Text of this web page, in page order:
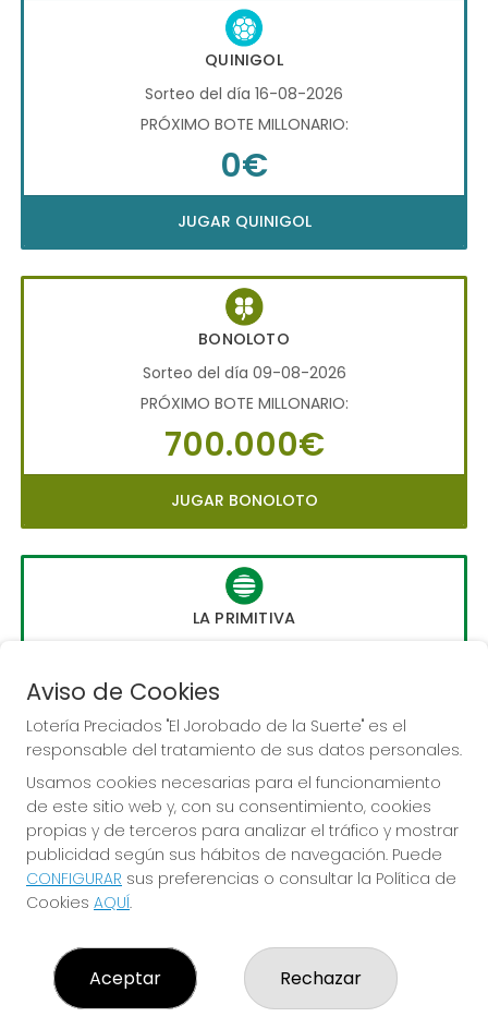
QUINIGOL
Sorteo del día 16-08-2026
PRÓXIMO BOTE MILLONARIO:
0€
JUGAR QUINIGOL
BONOLOTO
Sorteo del día 09-08-2026
PRÓXIMO BOTE MILLONARIO:
700.000€
JUGAR BONOLOTO
LA PRIMITIVA
PRÓXIMO BOTE MILLONARIO:
56.000.000€
JUGAR LA PRIMITIVA
¿Quiénes somos?
Comprar lotería
Resultados
Aviso de Cookies
Lotería Preciados "El Jorobado de la Suerte" es el
responsable del tratamiento de sus datos personales.
Usamos cookies necesarias para el funcionamiento
de este sitio web y, con su consentimiento, cookies
propias y de terceros para analizar el tráfico y mostrar
publicidad según sus hábitos de navegación. Puede
CONFIGURAR sus preferencias o consultar la Política de
Cookies AQUÍ.
Aceptar Rechazar